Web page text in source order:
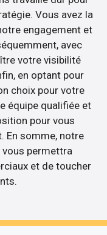
Vous avez la
engagement et
avec
votre visibilité
en optant pour
choix pour votre
équipe qualifiée et
pour vous
En somme, notre
permettra
et de toucher